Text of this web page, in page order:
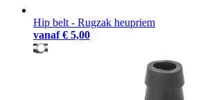
Hip belt - Rugzak heupriem
vanaf € 5,00